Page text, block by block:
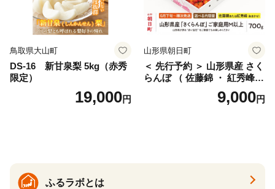
鳥取県大山町
DS-16 新甘泉梨 5kg（赤秀
限定）
19,000円
山形県朝日町
＜ 先行予約 ＞ 山形県産 さく
らんぼ （ 佐藤錦 ・ 紅秀峰
） ご家庭用 M以上 700g 【20
26年6月下旬から7月上旬発
9,000円
ふるラボとは